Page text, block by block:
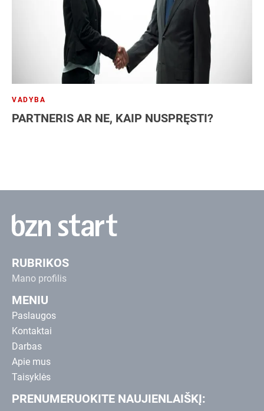
VADYBA
PARTNERIS AR NE, KAIP NUSPRĘSTI?
RUBRIKOS
Mano profilis
MENIU
Paslaugos
Kontaktai
Darbas
Apie mus
Taisyklės
PRENUMERUOKITE NAUJIENLAIŠKĮ: